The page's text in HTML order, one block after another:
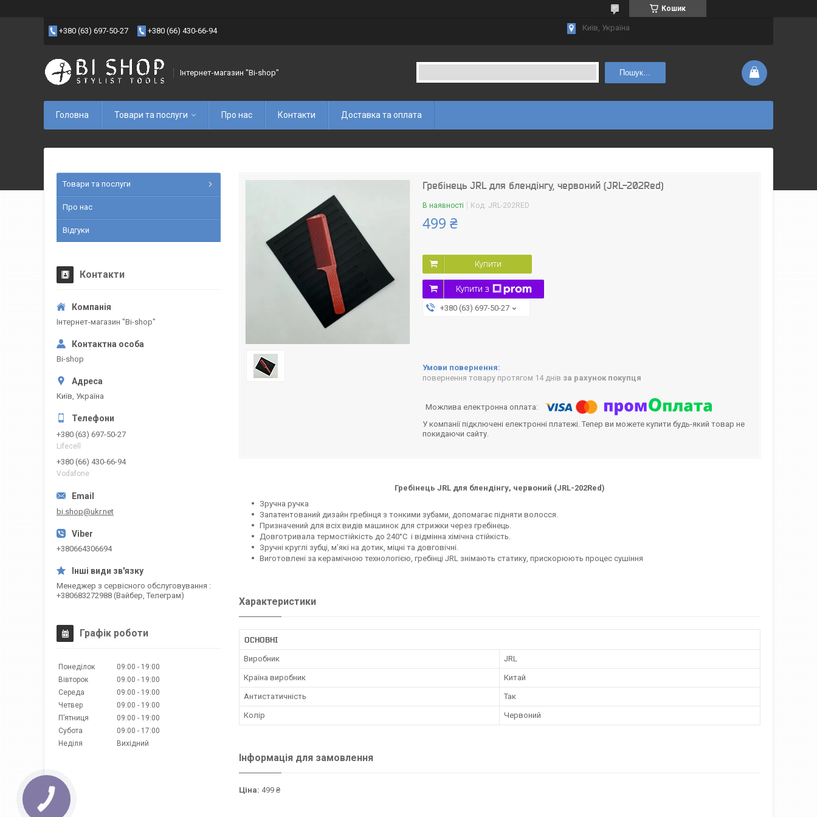
Кошик
+380 (63) 697-50-27 +380 (66) 430-66-94 Київ, Україна
Інтернет-магазин "Bi-shop" Пошук...
Головна Товари та послуги Про нас Контакти Доставка та оплата
Гребінець JRL для блендінгу, червоний (JRL-202Red)
В наявності Код: JRL-202RED
499 ₴
Купити
Купити з
+380 (63) 697-50-27
повернення товару протягом 14 днів за рахунок покупця
У компанії підключені електронні платежі. Тепер ви можете купити будь-який товар не
покидаючи сайту.
Гребінець JRL для блендінгу, червоний (JRL-202Red)
Зручна ручка
Запатентований дизайн гребінця з тонкими зубами, допомагає підняти волосся.
Призначений для всіх видів машинок для стрижки через гребінець.
Довготривала термостійкість до 240°C і відмінна хімічна стійкість.
Зручні круглі зубці, м’які на дотик, міцні та довговічні.
Виготовлені за керамічною технологією, гребінці JRL знімають статику, прискорюють процес сушіння
Характеристики
ОСНОВНІ
Виробник JRL
Країна виробник Китай
Антистатичність Так
Колір Червоний
Інформація для замовлення
Ціна: 499 ₴
Товари та послуги
Про нас
Відгуки
Контакти
Інтернет-магазин "Bi-shop"
Bi-shop
Київ, Україна
+380 (63) 697-50-27
Lifecell
+380 (66) 430-66-94
Vodafone
bi.shop@ukr.net
+380664306694
Менеджер з сервісного обслуговування
+380683272988 (Вайбер, Телеграм)
Графік роботи
Понеділок 09:00
19:00
Вівторок
09:00
19:00
Середа
09:00
19:00
Четвер
09:00
19:00
Пʼятниця
09:00
19:00
Субота
09:00
17:00
Неділя
Вихідний
КНОПКА
ЗВ'ЯЗКУ